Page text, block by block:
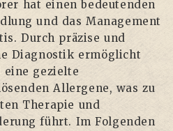
hat einen bedeutenden
und das Management
Durch präzise und
Diagnostik ermöglicht
eine gezielte
Allergene, was zu
Therapie und
führt. Im Folgenden